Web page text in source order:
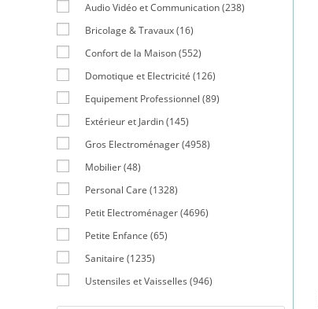
Audio Vidéo et Communication(238)
Bricolage & Travaux(16)
Confort de la Maison(552)
Domotique et Electricité (126)
Equipement Professionnel (89)
Extérieur et Jardin(145)
Gros Electroménager(4958)
Mobilier(48)
Personal Care (1328)
Petit Electroménager(4696)
Petite Enfance (65)
Sanitaire (1235)
Ustensiles et Vaisselles (946)